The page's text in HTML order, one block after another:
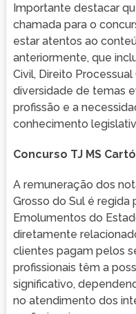
Importante destacar
chamada para o
estar atentos ao
anteriormente, que
Civil, Direito
diversidade de temas
profissão e a
conhecimento
Concurso TJ MS
A remuneração dos
Grosso do Sul é regida
Emolumentos do
diretamente
clientes pagam pelos
profissionais têm a
significativo,
no atendimento dos